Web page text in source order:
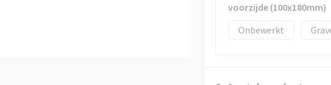
voorzijde (100x180mm)
Onbewerkt